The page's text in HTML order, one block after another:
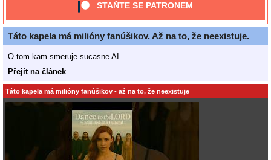
STAŇTE SE PATRONEM
Táto kapela má milióny fanúšikov. Až na to, že neexistuje.
O tom kam smeruje sucasne AI.
Přejít na článek
Táto kapela má milióny fanúšikov - až na to, že neexistuje